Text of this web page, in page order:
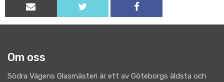
Om oss
Södra Vägens Glasmästeri är ett av Göteborgs äldsta och